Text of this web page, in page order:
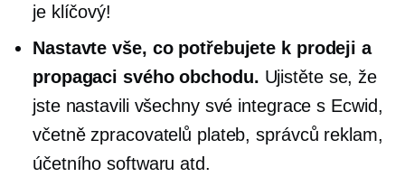
je klíčový!
Nastavte vše, co potřebujete k prodeji a
propagaci svého obchodu. Ujistěte se, že
jste nastavili všechny své integrace s Ecwid,
včetně zpracovatelů plateb, správců reklam,
účetního softwaru atd.